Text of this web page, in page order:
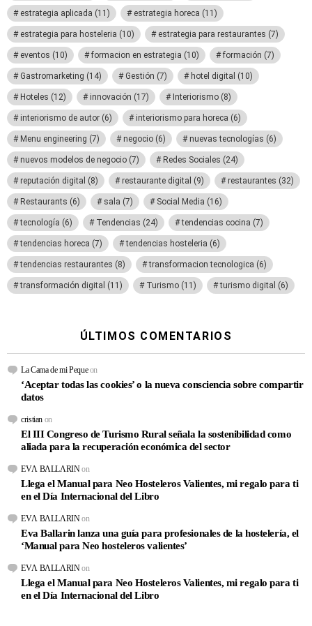
estrategia aplicada (11) estrategia horeca (11)
estrategia para hosteleria (10) estrategia para restaurantes (7)
eventos (10) formacion en estrategia (10) formación (7)
Gastromarketing (14) Gestión (7) hotel digital (10)
Hoteles (12) innovación (17) Interiorismo (8)
interiorismo de autor (6) interiorismo para horeca (6)
Menu engineering (7) negocio (6) nuevas tecnologías (6)
nuevos modelos de negocio (7) Redes Sociales (24)
reputación digital (8) restaurante digital (9) restaurantes (32)
Restaurants (6) sala (7) Social Media (16)
tecnología (6) Tendencias (24) tendencias cocina (7)
tendencias horeca (7) tendencias hosteleria (6)
tendencias restaurantes (8) transformacion tecnologica (6)
transformación digital (11) Turismo (11) turismo digital (6)
ÚLTIMOS COMENTARIOS
La Cama de mi Pequeon
‘Aceptar todas las cookies’ o la nueva consciencia sobre compartir
datos
cristian on
El III Congreso de Turismo Rural señala la sostenibilidad como
aliada para la recuperación económica del sector
EVΛ BΛLLΛRINon
Llega el Manual para Neo Hosteleros Valientes, mi regalo para ti
en el Día Internacional del Libro
EVΛ BΛLLΛRINon
Eva Ballarin lanza una guía para profesionales de la hostelería, el
‘Manual para Neo hosteleros valientes’
EVΛ BΛLLΛRINon
Llega el Manual para Neo Hosteleros Valientes, mi regalo para ti
en el Día Internacional del Libro